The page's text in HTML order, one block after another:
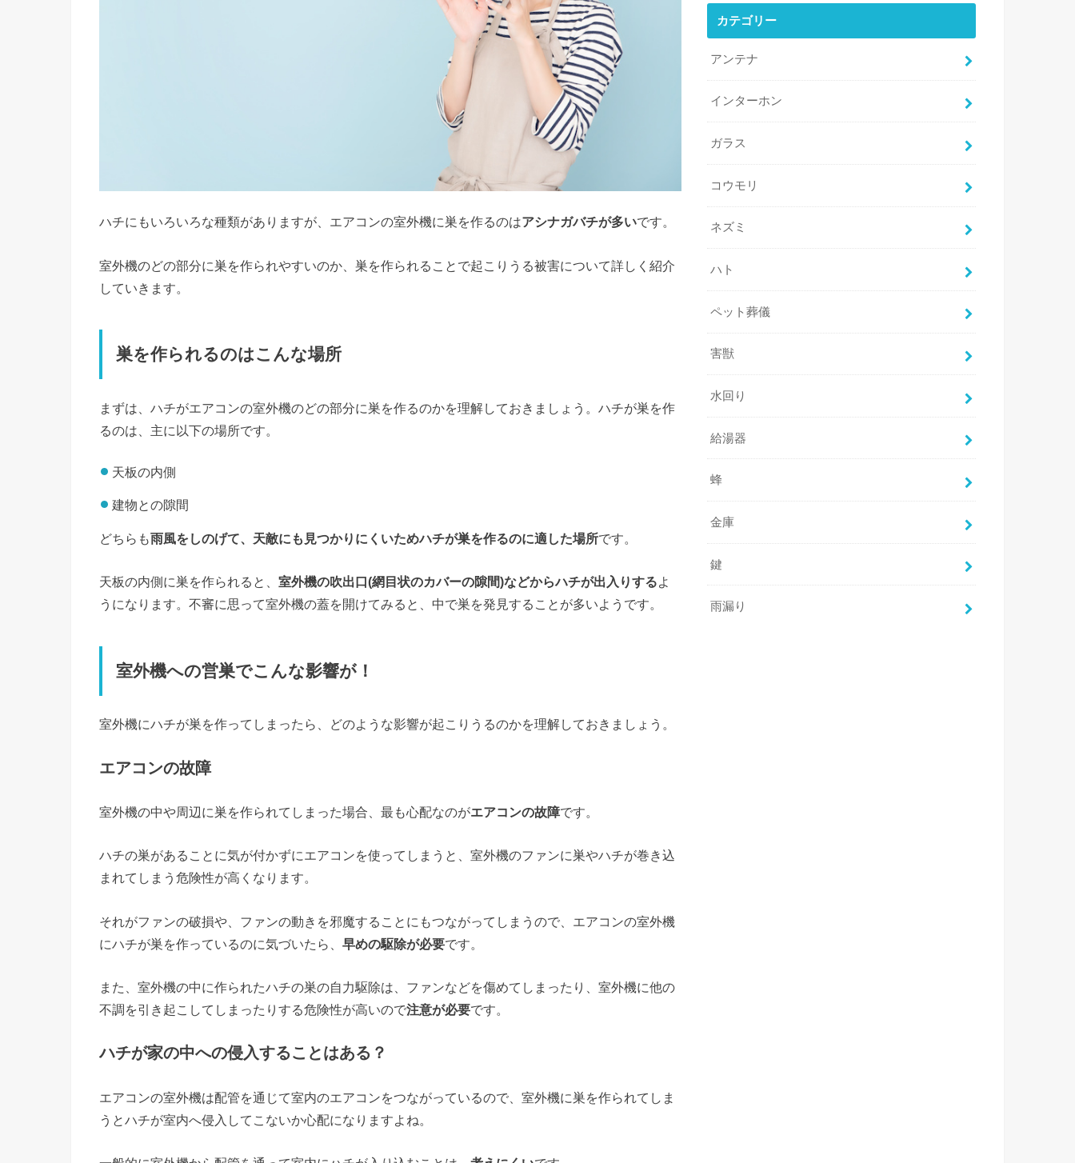
ハチにもいろいろな種類がありますが、エアコンの室外機に巣を作るのはアシナガバチが多いです。
室外機のどの部分に巣を作られやすいのか、巣を作られることで起こりうる被害について詳しく紹介
していきます。
巣を作られるのはこんな場所
まずは、ハチがエアコンの室外機のどの部分に巣を作るのかを理解しておきましょう。ハチが巣を作
るのは、主に以下の場所です。
天板の内側
建物との隙間
どちらも雨風をしのげて、天敵にも見つかりにくいためハチが巣を作るのに適した場所です。
天板の内側に巣を作られると、 室外機の吹出口(網目状のカバーの隙間)などからハチが出入りするよ
うになります。不審に思って室外機の蓋を開けてみると、中で巣を発見することが多いようです。
室外機への営巣でこんな影響が！
室外機にハチが巣を作ってしまったら、どのような影響が起こりうるのかを理解しておきましょう。
エアコンの故障
室外機の中や周辺に巣を作られてしまった場合、最も心配なのがエアコンの故障です。
ハチの巣があることに気が付かずにエアコンを使ってしまうと、室外機のファンに巣やハチが巻き込
まれてしまう危険性が高くなります。
それがファンの破損や、ファンの動きを邪魔することにもつながってしまうので、エアコンの室外機
にハチが巣を作っているのに気づいたら、 早めの駆除が必要です。
また、室外機の中に作られたハチの巣の自力駆除は、ファンなどを傷めてしまったり、室外機に他の
不調を引き起こしてしまったりする危険性が高いので注意が必要です。
ハチが家の中への侵入することはある？
エアコンの室外機は配管を通じて室内のエアコンをつながっているので、室外機に巣を作られてしま
うとハチが室内へ侵入してこないか心配になりますよね。
カテゴリー
アンテナ
インターホン
ガラス
コウモリ
ネズミ
ハト
ペット葬儀
害獣
水回り
給湯器
蜂
金庫
鍵
雨漏り